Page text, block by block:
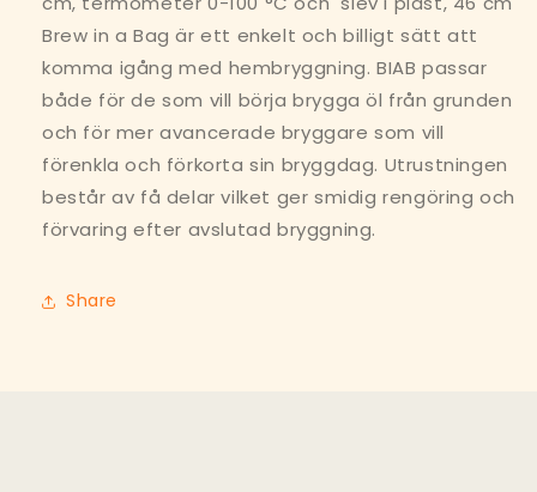
Brew in a Bag är ett enkelt och billigt sätt att
komma igång med hembryggning. BIAB passar
både för de som vill börja brygga öl från grunden
och för mer avancerade bryggare som vill
förenkla och förkorta sin bryggdag. Utrustningen
består av få delar vilket ger smidig rengöring och
förvaring efter avslutad bryggning.
Share